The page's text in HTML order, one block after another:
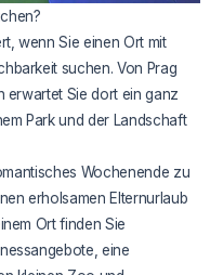
wenn Sie einen Ort mit
suchen. Von Prag
erwartet Sie dort ein ganz
Park und der Landschaft
Wochenende zu
erholsamen Elternurlaub
Ort finden Sie
eine